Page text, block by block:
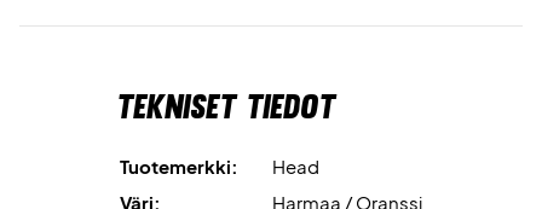
Tekniset tiedot
Tuotemerkki:
Head
Väri:
Harmaa / Oranssi